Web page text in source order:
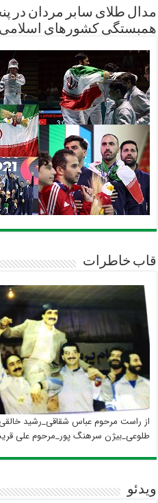
مدال طلای سابر مردان در
همبستگی کشورهای اسلامی
قاب خاطرات
از راست مرحوم عباس شقاقی_رشید
طلوعی_بیژن سرهنگ پور_مرحوم علی
ویدئو